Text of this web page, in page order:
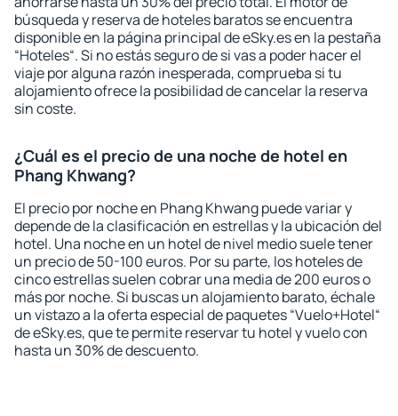
búsqueda y reserva de hoteles baratos se encuentra
disponible en la página principal de eSky.es en la pestaña
“Hoteles“. Si no estás seguro de si vas a poder hacer el
viaje por alguna razón inesperada, comprueba si tu
alojamiento ofrece la posibilidad de cancelar la reserva
sin coste.
¿Cuál es el precio de una noche de hotel en
Phang Khwang?
El precio por noche en Phang Khwang puede variar y
depende de la clasificación en estrellas y la ubicación del
hotel. Una noche en un hotel de nivel medio suele tener
un precio de 50-100 euros. Por su parte, los hoteles de
cinco estrellas suelen cobrar una media de 200 euros o
más por noche. Si buscas un alojamiento barato, échale
un vistazo a la oferta especial de paquetes “Vuelo+Hotel“
de eSky.es, que te permite reservar tu hotel y vuelo con
hasta un 30% de descuento.